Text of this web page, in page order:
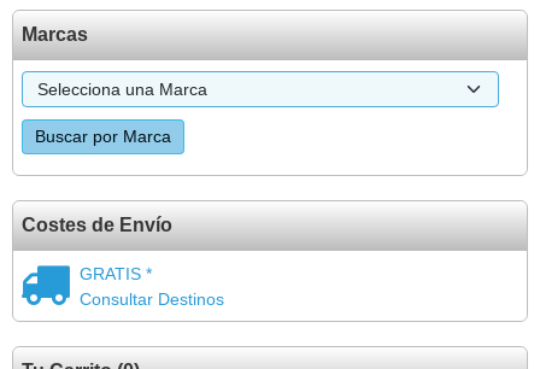
Marcas
Costes de Envío
GRATIS *
Consultar Destinos